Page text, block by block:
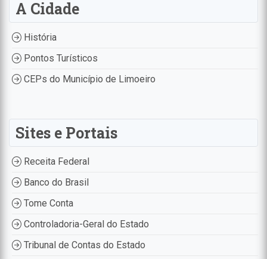
A Cidade
História
Pontos Turísticos
CEPs do Município de Limoeiro
Sites e Portais
Receita Federal
Banco do Brasil
Tome Conta
Controladoria-Geral do Estado
Tribunal de Contas do Estado